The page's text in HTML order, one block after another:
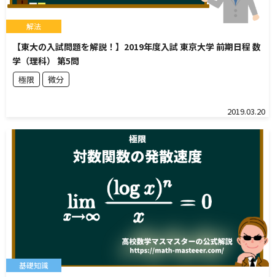
【東大の入試問題を解説！】2019年度入試 東京大学 前期日程 数
学（理科） 第5問
極限 微分
解法
2019.03.20
基礎知識